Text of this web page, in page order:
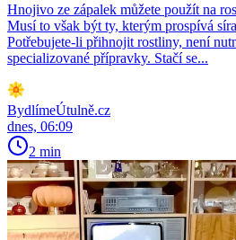
Hnojivo ze zápalek můžete použít na
Musí to však být ty, kterým prospívá
Potřebujete-li přihnojit rostliny, není
specializované přípravky. Stačí se...
BydlímeÚtulně.cz
dnes, 06:09
2 min